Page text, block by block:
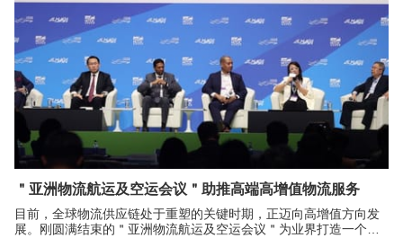
＂亚洲物流航运及空运会议＂助推高端高增值物流服务
目前，全球物流供应链处于重塑的关键时期，正迈向高增值方向发
展。刚圆满结束的＂亚洲物流航运及空运会议＂为业界打造一个深